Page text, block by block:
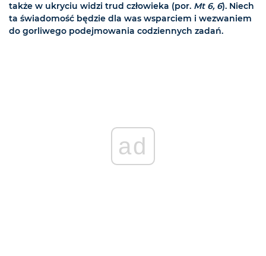
także w ukryciu widzi trud człowieka (por. Mt 6, 6). Niech
ta świadomość będzie dla was wsparciem i wezwaniem
do gorliwego podejmowania codziennych zadań.
ad